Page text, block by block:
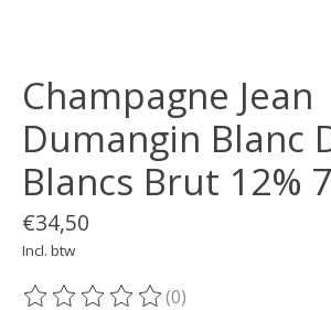
Champagne Jean
Dumangin Blanc
Blancs Brut 12%
€34,50
Incl. btw
(0)